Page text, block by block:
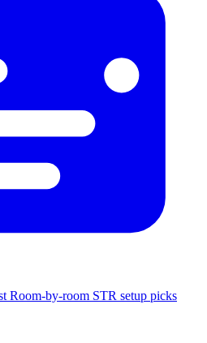
Room-by-room STR setup picks